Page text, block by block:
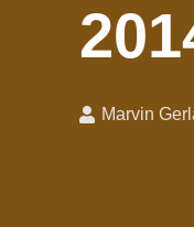
Marvin